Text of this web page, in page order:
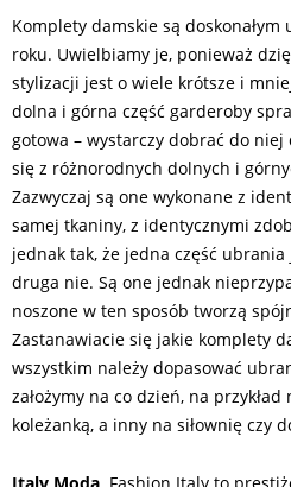
Komplety damskie są
roku. Uwielbiamy je, ponieważ
stylizacji jest o wiele krótsze i
dolna i górna część garderoby
gotowa – wystarczy dobrać do niej
się z różnorodnych dolnych i
Zazwyczaj są one wykonane z
samej tkaniny, z identycznymi
jednak tak, że jedna część
druga nie. Są one jednak
noszone w ten sposób tworzą
Zastanawiacie się jakie komplety
wszystkim należy dopasować
założymy na co dzień, na
koleżanką, a inny na siłownię czy